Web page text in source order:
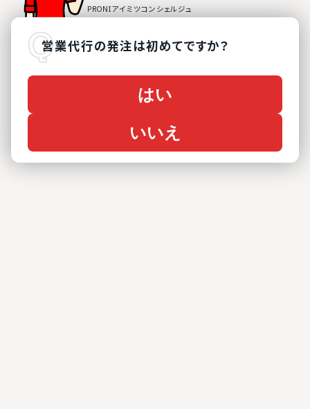
営業代行の発注は初めてですか？
はい
いいえ